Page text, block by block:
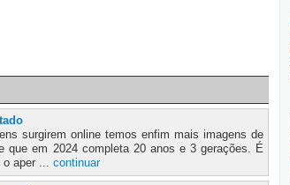
surgirem online temos enfim mais imagens de
que em 2024 completa 20 anos e 3 gerações. É
aper ... continuar